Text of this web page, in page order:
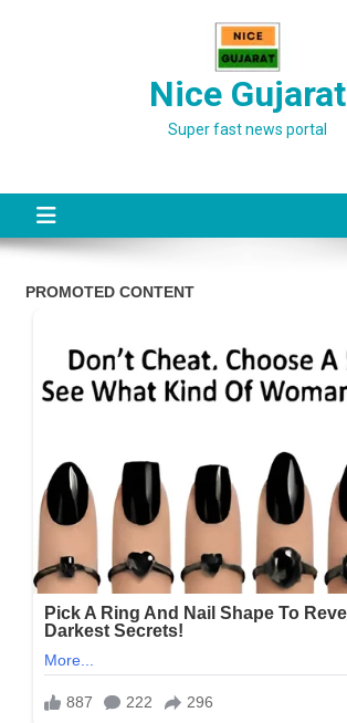
Nice Gujarat
Super fast news portal